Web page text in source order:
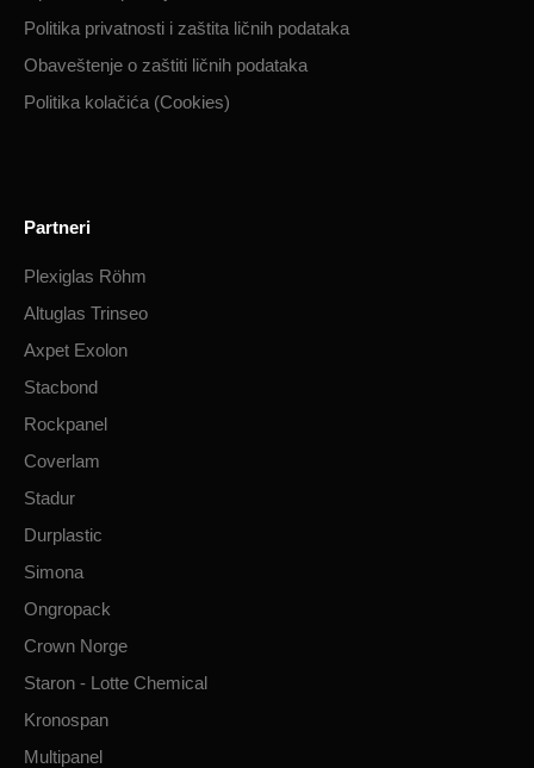
Politika privatnosti i zaštita ličnih podataka​
Obaveštenje o zaštiti ličnih podataka​
Politika kolačića (Cookies)
Partneri
Plexiglas Röhm
Altuglas Trinseo
Axpet Exolon
Stacbond
Rockpanel
Coverlam
Stadur
Durplastic
Simona
Ongropack
Crown Norge
Staron - Lotte Chemical
Kronospan
Multipanel